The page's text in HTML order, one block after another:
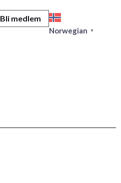
Bli medlem
Norwegian ▼